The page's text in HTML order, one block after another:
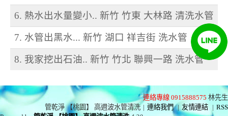
6. 熱水出水量變小.. 新竹 竹東 大林路 清洗水管
7. 水管出黑水... 新竹 湖口 祥吉街 洗水管
8. 我家挖出石油.. 新竹 竹北 聯興一路 洗水管
連絡專線 0915888575 林先生
管乾淨 【桃園】 高週波水管清洗 | 連絡我們 | 友情連結 | RSS